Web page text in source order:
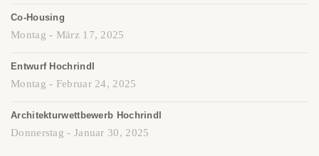
Co-Housing
Montag - März 17, 2025
Entwurf Hochrindl
Montag - Februar 24, 2025
Architekturwettbewerb Hochrindl
Donnerstag - Januar 30, 2025